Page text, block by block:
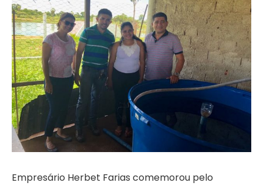
Empresário Herbet Farias comemorou pelo